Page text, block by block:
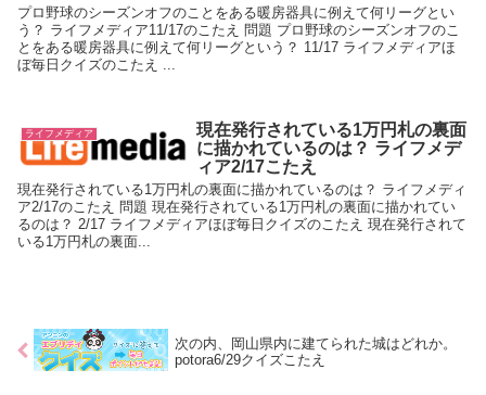
プロ野球のシーズンオフのことをある暖房器具に例えて何リーグとい
う？ ライフメディア11/17のこたえ 問題 プロ野球のシーズンオフのこ
とをある暖房器具に例えて何リーグという？ 11/17 ライフメディアほ
ぼ毎日クイズのこたえ ...
ライフメディア
現在発行されている1万円札の裏面
に描かれているのは？ ライフメデ
ィア2/17こたえ
現在発行されている1万円札の裏面に描かれているのは？ ライフメディ
ア2/17のこたえ 問題 現在発行されている1万円札の裏面に描かれてい
るのは？ 2/17 ライフメディアほぼ毎日クイズのこたえ 現在発行されて
いる1万円札の裏面...
次の内、岡山県内に建てられた城はどれか。
potora6/29クイズこたえ